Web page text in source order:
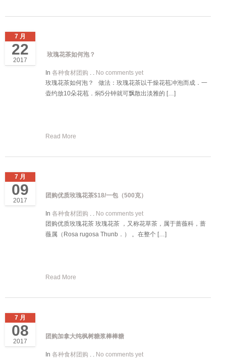
7 月
22
2017
玫瑰花茶如何泡？
In 各种食材团购 . . No comments yet
玫瑰花茶如何泡？ 做法：玫瑰花茶以干燥花苞冲泡而成．一
壶约放10朵花苞．焖5分钟就可飘散出淡雅的 […]
Read More
7 月
09
2017
团购优质玫瑰花茶$18/一包（500克）
In 各种食材团购 . . No comments yet
团购优质玫瑰花茶 玫瑰花茶 ，又称花草茶，属于蔷薇科，蔷
薇属（Rosa rugosa Thunb．） 。在整个 […]
Read More
7 月
08
2017
团购加拿大纯枫树糖浆棒棒糖
In 各种食材团购 . . No comments yet